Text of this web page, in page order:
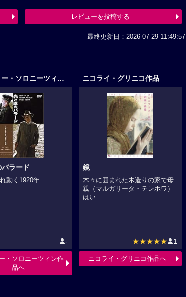
レビューを投稿する
最終更新日：2026-07-29 11:49:57
アナトリー・ソロニーツィン作品
ラード
動く1920年...
-
・ソロニーツィン作
品へ
ニコライ・グリニコ作品
鏡
木々に囲まれた木造りの家で母
親（マルガリータ・テレホワ）
はい...
★★★★★ 1
ニコライ・グリニコ作品へ